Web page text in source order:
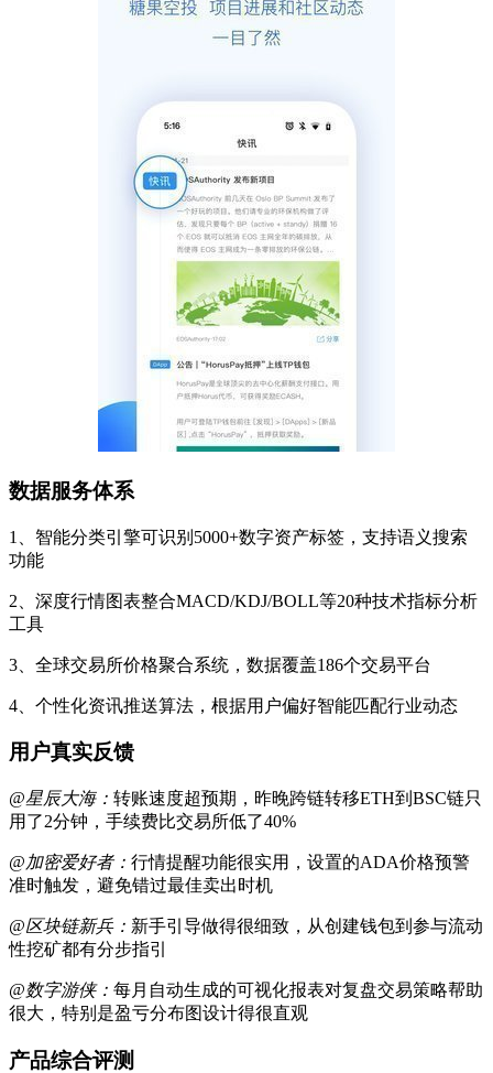
数据服务体系
1、智能分类引擎可识别5000+数字资产标签，支持语义搜索
功能
2、深度行情图表整合MACD/KDJ/BOLL等20种技术指标分析
工具
3、全球交易所价格聚合系统，数据覆盖186个交易平台
4、个性化资讯推送算法，根据用户偏好智能匹配行业动态
用户真实反馈
@星辰大海： 转账速度超预期，昨晚跨链转移ETH到BSC链只
用了2分钟，手续费比交易所低了40%
@加密爱好者： 行情提醒功能很实用，设置的ADA价格预警
准时触发，避免错过最佳卖出时机
@区块链新兵： 新手引导做得很细致，从创建钱包到参与流动
性挖矿都有分步指引
@数字游侠： 每月自动生成的可视化报表对复盘交易策略帮助
很大，特别是盈亏分布图设计得很直观
产品综合评测